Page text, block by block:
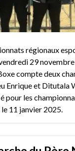
régionaux
29
compte deux
Enrique et Ditutala
pour les
11 janvier 2025.